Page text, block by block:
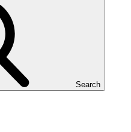
Search